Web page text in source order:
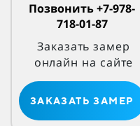
Позвонить +7-978-
718-01-87
Заказать замер
онлайн на сайте
ЗАКАЗАТЬ ЗАМЕР